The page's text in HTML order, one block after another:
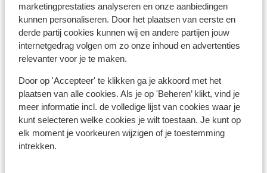
marketingprestaties analyseren en onze aanbiedingen
kunnen personaliseren. Door het plaatsen van eerste en
derde partij cookies kunnen wij en andere partijen jouw
internetgedrag volgen om zo onze inhoud en advertenties
relevanter voor je te maken.
Door op 'Accepteer' te klikken ga je akkoord met het
plaatsen van alle cookies. Als je op 'Beheren’ klikt, vind je
meer informatie incl. de volledige lijst van cookies waar je
kunt selecteren welke cookies je wilt toestaan. Je kunt op
elk moment je voorkeuren wijzigen of je toestemming
intrekken.
Afstanden
Afstand tot centrum
Skipiste: 100 m
Skilift: 100 m
Skipas, -les en verhuur
Skipas